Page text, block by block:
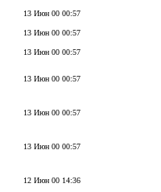
13 Июн 00 00:57
13 Июн 00 00:57
13 Июн 00 00:57
13 Июн 00 00:57
13 Июн 00 00:57
13 Июн 00 00:57
12 Июн 00 14:36